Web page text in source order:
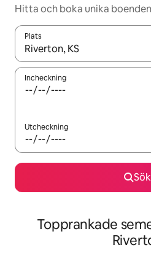
Hitta och boka unika
Plats
När resultaten är tillgängliga
Incheckning
Utcheckning
Sök
Topprankade